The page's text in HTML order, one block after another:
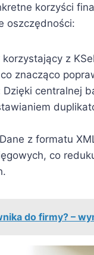
korzyści
oszczędności:
z
znacząco
Dzięki centralnej
Dane z formatu
co
do firmy? –